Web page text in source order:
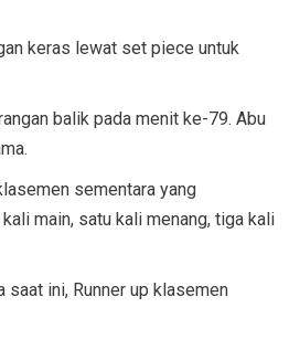
keras lewat set piece untuk
balik pada menit ke-79. Abu
sementara yang
main, satu kali menang, tiga kali
saat ini, Runner up klasemen